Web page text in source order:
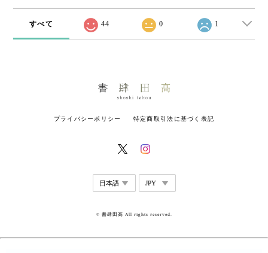
すべて 44 0 1
プライバシーポリシー 特定商取引法に基づく表記
© 書肆田高 All rights reserved.